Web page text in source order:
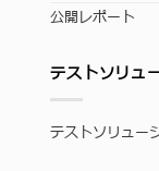
公開レポート
テストソリュ
テストソリュー